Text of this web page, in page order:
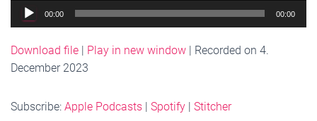
Audio
Player
00:00 00:00
Download file | Play in new window | Recorded on 4.
December 2023
Subscribe: Apple Podcasts | Spotify | Stitcher